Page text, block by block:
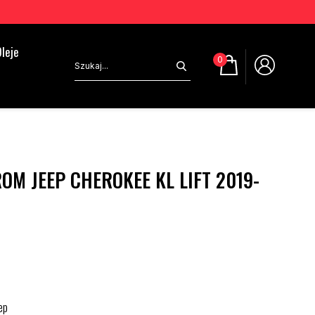
0
JEEP CHEROKEE KL LIFT 2019-